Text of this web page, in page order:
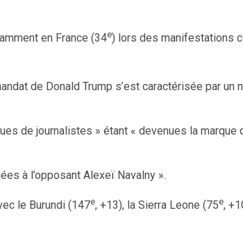
en France (34e) lors des manifestations
de Donald Trump s’est caractérisée par un
de journalistes » étant « devenues la
à l’opposant Alexeï Navalny ».
le Burundi (147e, +13), la Sierra Leone (75e,